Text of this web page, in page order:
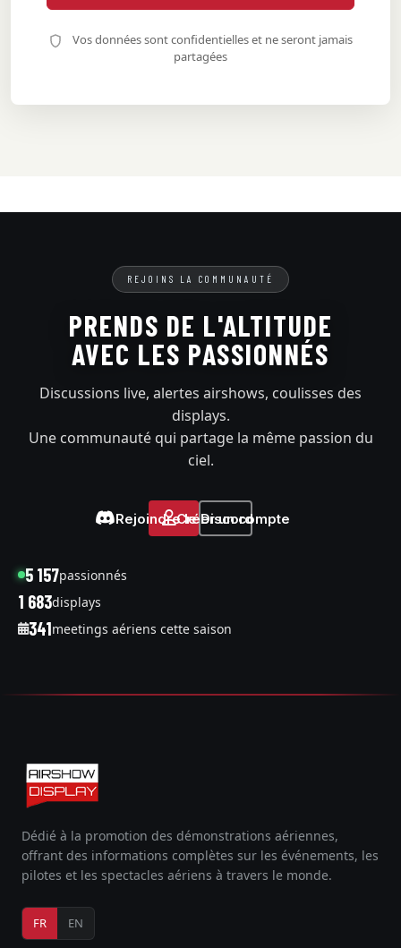
Vos données sont confidentielles et ne seront jamais
partagées
REJOINS LA COMMUNAUTÉ
PRENDS DE L'ALTITUDE
AVEC LES PASSIONNÉS
Discussions live, alertes airshows, coulisses des
displays.
Une communauté qui partage la même passion du
ciel.
Rejoindre le Discord
Créer un compte
5 157passionnés
1 683displays
341meetings aériens cette saison
Dédié à la promotion des démonstrations aériennes,
offrant des informations complètes sur les événements, les
pilotes et les spectacles aériens à travers le monde.
FR EN